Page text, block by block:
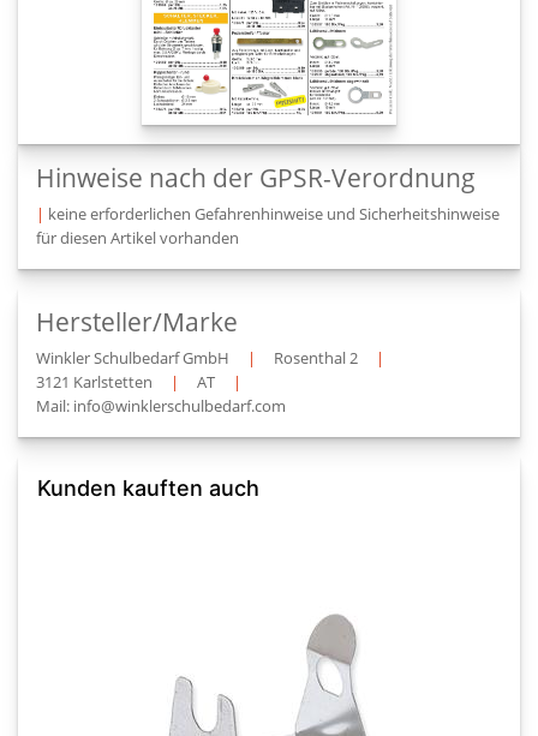
Hinweise nach der GPSR-Verordnung
| keine erforderlichen Gefahrenhinweise und Sicherheitshinweise
für diesen Artikel vorhanden
Hersteller/Marke
Winkler Schulbedarf GmbH | Rosenthal 2
|
3121 Karlstetten
| AT
|
Mail: info@winklerschulbedarf.com
Kunden kauften auch